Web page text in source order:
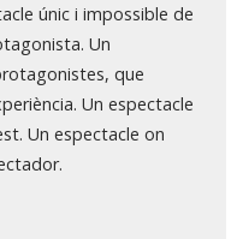
únic i impossible de
Un
que
Un espectacle
Un espectacle on